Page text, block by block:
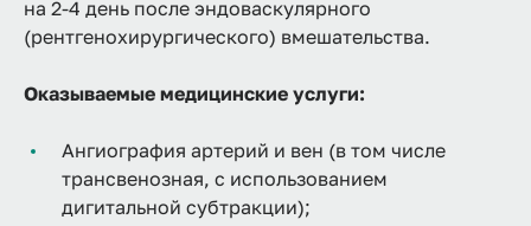
на 2-4 день после эндоваскулярного
(рентгенохирургического) вмешательства.
Оказываемые медицинские услуги:
Ангиография артерий и вен (в том числе
трансвенозная, с использованием
дигитальной субтракции);